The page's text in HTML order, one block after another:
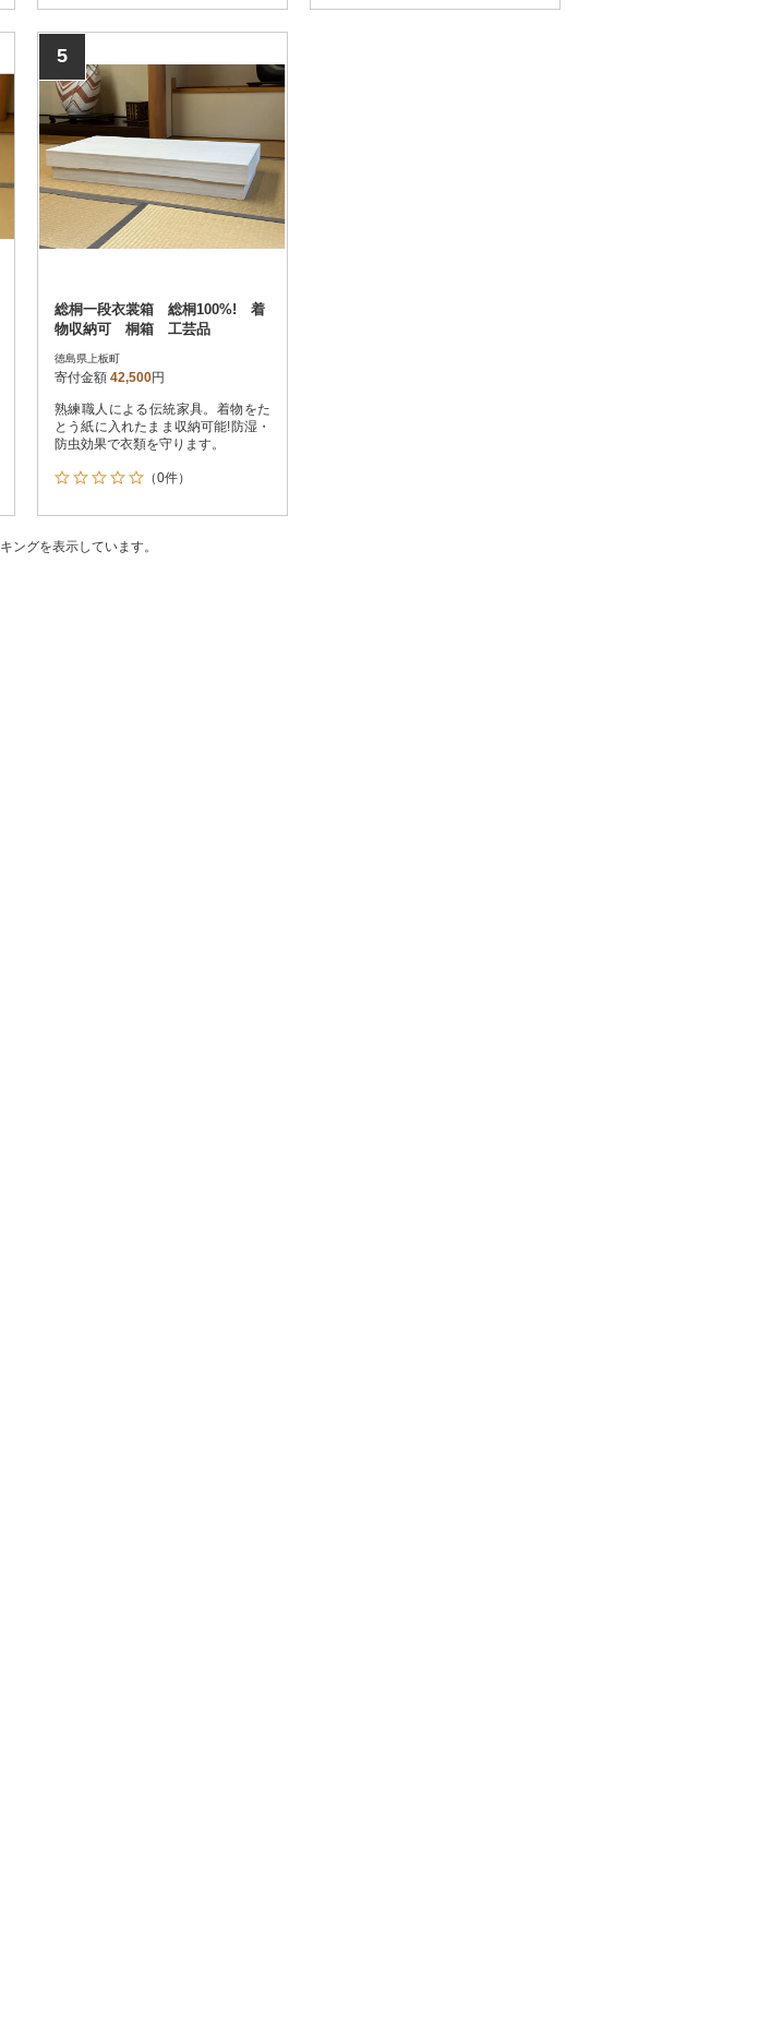
5
総桐一段衣裳箱 総桐100%! 着
物収納可 桐箱 工芸品
徳島県上板町
寄付金額 42,500円
熟練職人による伝統家具。着物をた
とう紙に入れたまま収納可能!防湿・
防虫効果で衣類を守ります。
（0件）
ングを表示しています。